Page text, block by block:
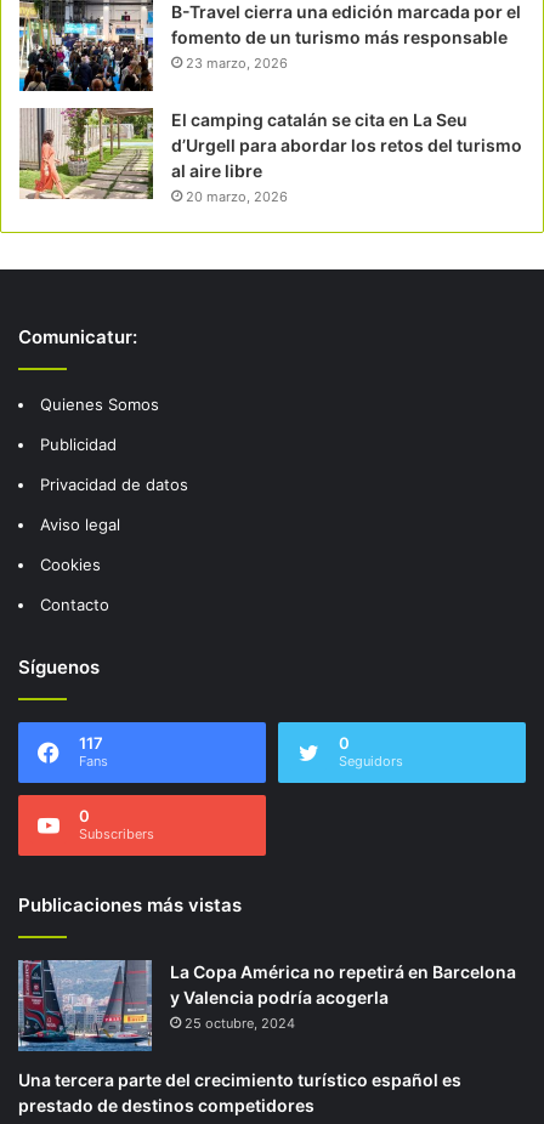
B-Travel cierra una edición marcada por el
fomento de un turismo más responsable
23 marzo, 2026
El camping catalán se cita en La Seu
d’Urgell para abordar los retos del turismo
al aire libre
20 marzo, 2026
Comunicatur:
Quienes Somos
Publicidad
Privacidad de datos
Aviso legal
Cookies
Contacto
Síguenos
117
Fans
0
Seguidors
0
Subscribers
Publicaciones más vistas
La Copa América no repetirá en Barcelona
y Valencia podría acogerla
25 octubre, 2024
Una tercera parte del crecimiento turístico español es
prestado de destinos competidores